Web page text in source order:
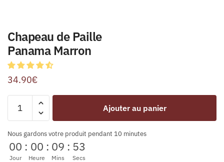
Chapeau de Paille
Panama Marron
34.90€
Ajouter au panier
Nous gardons votre produit pendant 10 minutes
00
Jour
: 00
Heure
: 09
Mins
: 53
Secs